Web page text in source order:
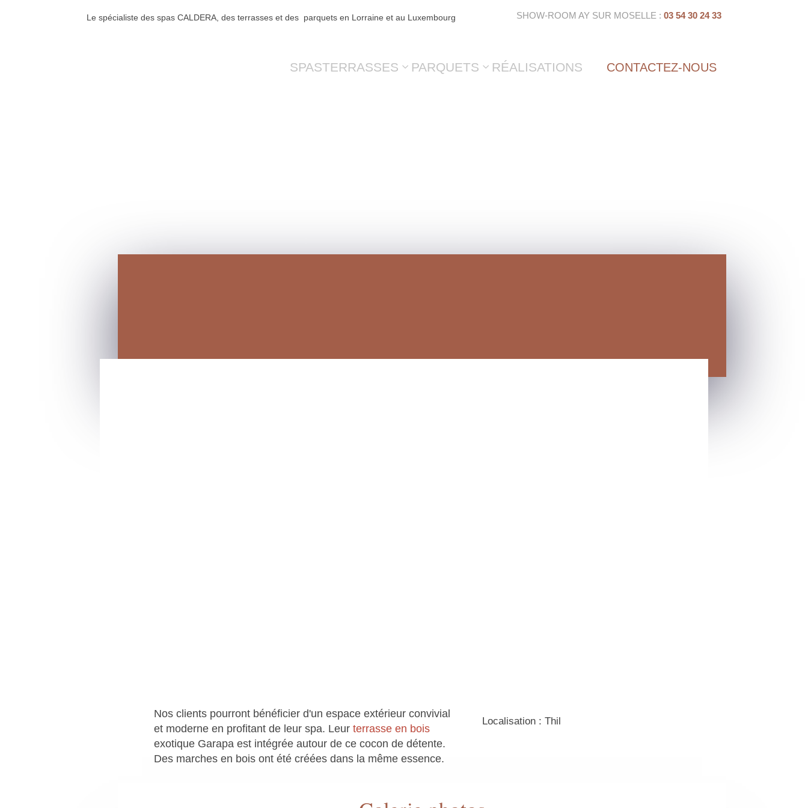
Le spécialiste des spas CALDERA, des terrasses et des parquets en Lorraine et au Luxembourg SHOW-ROOM AY SUR MOSELLE : 03 54 30 24 33
SPASTERRASSES PARQUETS RÉALISATIONS CONTACTEZ-NOUS
Nos clients pourront bénéficier d'un espace extérieur convivial
et moderne en profitant de leur spa. Leur terrasse en bois
exotique Garapa est intégrée autour de ce cocon de détente.
Des marches en bois ont été créées dans la même essence.
Localisation : Thil